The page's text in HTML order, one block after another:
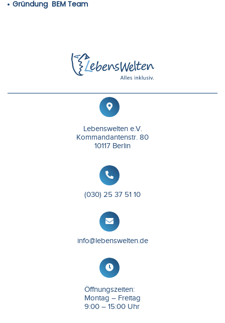
Gründung BEM Team
Lebenswelten e.V.
Kommandantenstr. 80
10117 Berlin
(030) 25 37 51 10
info@lebenswelten.de
Öffnungszeiten:
Montag – Freitag
9:00 – 15:00 Uhr